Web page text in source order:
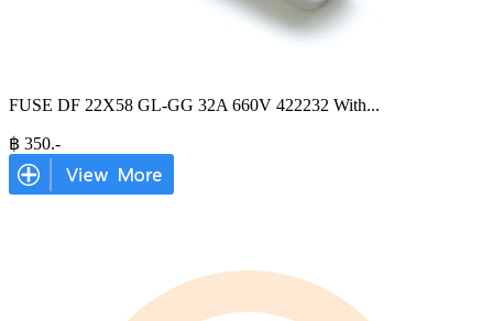
FUSE DF 22X58 GL-GG 32A 660V 422232 With...
฿ 350.-